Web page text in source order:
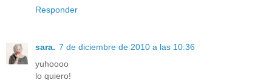
Responder
sara. 7 de diciembre de 2010 a las 10:36
yuhoooo
lo quiero!